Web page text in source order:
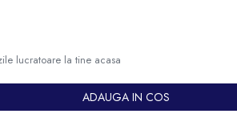
lucratoare la tine acasa
ADAUGA IN COS